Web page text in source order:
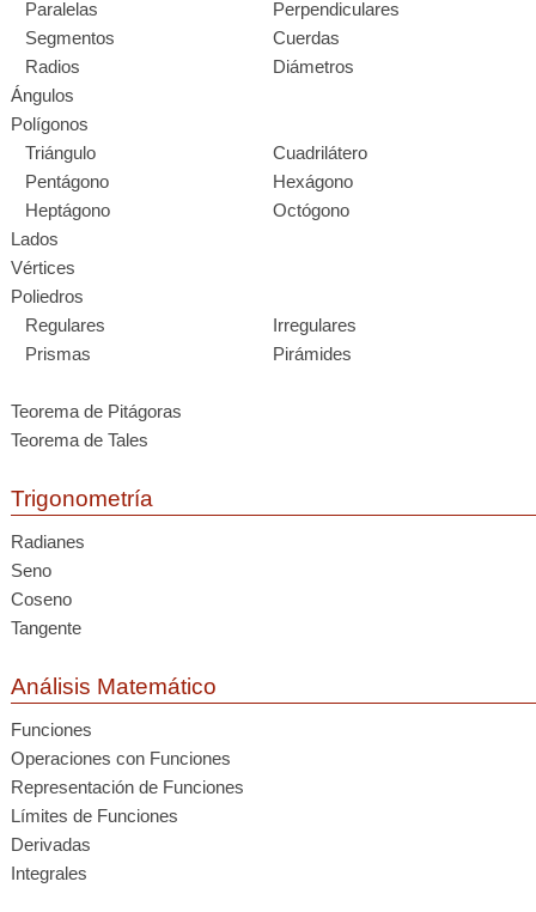
Paralelas
Perpendiculares
Segmentos
Cuerdas
Radios
Diámetros
Ángulos
Polígonos
Triángulo
Cuadrilátero
Pentágono
Hexágono
Heptágono
Octógono
Lados
Vértices
Poliedros
Regulares
Irregulares
Prismas
Pirámides
Teorema de Pitágoras
Teorema de Tales
Trigonometría
Radianes
Seno
Coseno
Tangente
Análisis Matemático
Funciones
Operaciones con Funciones
Representación de Funciones
Límites de Funciones
Derivadas
Integrales